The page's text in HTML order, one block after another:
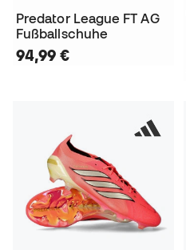
Predator League FT AG
Fußballschuhe
94,99 €